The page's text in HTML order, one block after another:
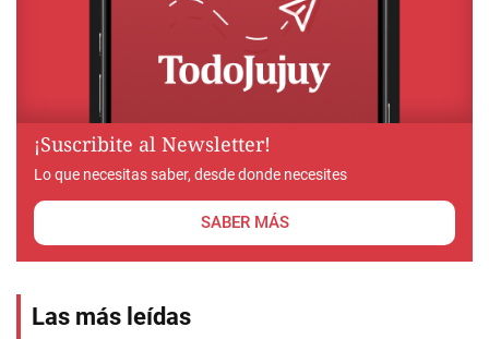
¡Suscribite al Newsletter!
Lo que necesitas saber, desde donde necesites
SABER MÁS
Las más leídas